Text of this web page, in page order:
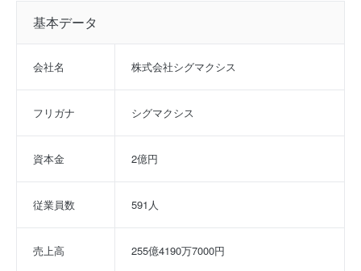
基本データ
会社名 株式会社シグマクシス
フリガナ シグマクシス
資本金 2億円
従業員数 591人
売上高 255億4190万7000円